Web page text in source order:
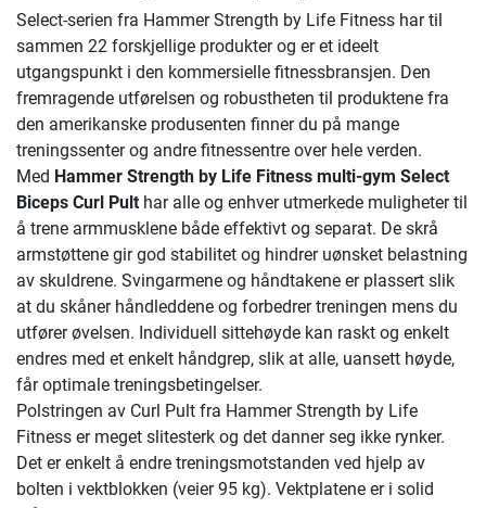
Select-serien fra Hammer Strength by Life Fitness har til
sammen 22 forskjellige produkter og er et ideelt
utgangspunkt i den kommersielle fitnessbransjen. Den
fremragende utførelsen og robustheten til produktene fra
den amerikanske produsenten finner du på mange
treningssenter og andre fitnessentre over hele verden.
Med Hammer Strength by Life Fitness multi-gym Select
Biceps Curl Pult har alle og enhver utmerkede muligheter til
å trene armmusklene både effektivt og separat. De skrå
armstøttene gir god stabilitet og hindrer uønsket belastning
av skuldrene. Svingarmene og håndtakene er plassert slik
at du skåner håndleddene og forbedrer treningen mens du
utfører øvelsen. Individuell sittehøyde kan raskt og enkelt
endres med et enkelt håndgrep, slik at alle, uansett høyde,
får optimale treningsbetingelser.
Polstringen av Curl Pult fra Hammer Strength by Life
Fitness er meget slitesterk og det danner seg ikke rynker.
Det er enkelt å endre treningsmotstanden ved hjelp av
bolten i vektblokken (veier 95 kg). Vektplatene er i solid